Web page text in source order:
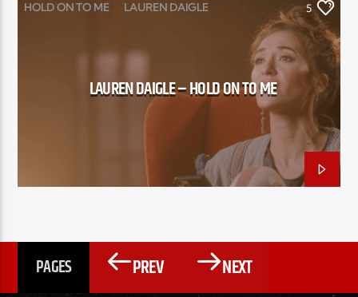
HOLD ON TO ME LAUREN DAIGLE 5
LAUREN DAIGLE – HOLD ON TO ME
PAGES PREV NEXT